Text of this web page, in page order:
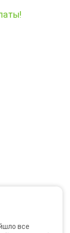
все